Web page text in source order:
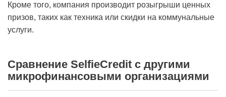
Кроме того, компания производит розыгрыши ценных
призов, таких как техника или скидки на коммунальные
услуги.
Сравнение SelfieCredit с другими
микрофинансовыми организациями